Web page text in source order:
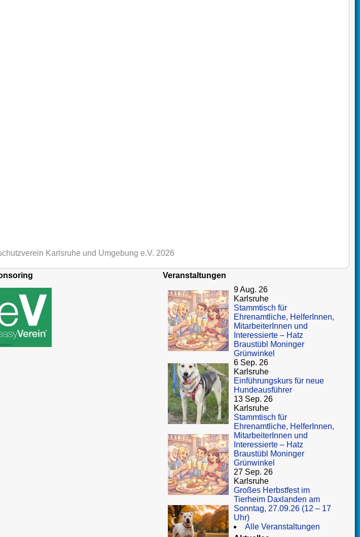
Karlsruhe und Umgebung e.V. 2026
Veranstaltungen
9 Aug. 26
Karlsruhe
Stammtisch für
Ehrenamtliche, HelferInnen,
MitarbeiterInnen und
Interessierte – Hatz
Braustübl Moninger
Grünwinkel
6 Sep. 26
Karlsruhe
Einführungskurs für neue
Hundeausführer
13 Sep. 26
Karlsruhe
Stammtisch für
Ehrenamtliche, HelferInnen,
MitarbeiterInnen und
Interessierte – Hatz
Braustübl Moninger
Grünwinkel
27 Sep. 26
Karlsruhe
Großes Herbstfest im
Tierheim Daxlanden am
Sonntag, 27.09.26 (12 – 17
Uhr)
Alle Veranstaltungen